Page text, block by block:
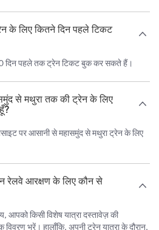
के लिए कितने दिन पहले टिकट
दिन पहले तक ट्रेन टिकट बुक कर सकते हैं।
से मथुरा तक की ट्रेन के लिए
पर आसानी से महासमुंद से मथुरा ट्रेन के लिए
रेलवे आरक्षण के लिए कौन से
किसी विशेष यात्रा दस्तावेज़ की
भरें। हालाँकि, अपनी ट्रेन यात्रा के दौरान,